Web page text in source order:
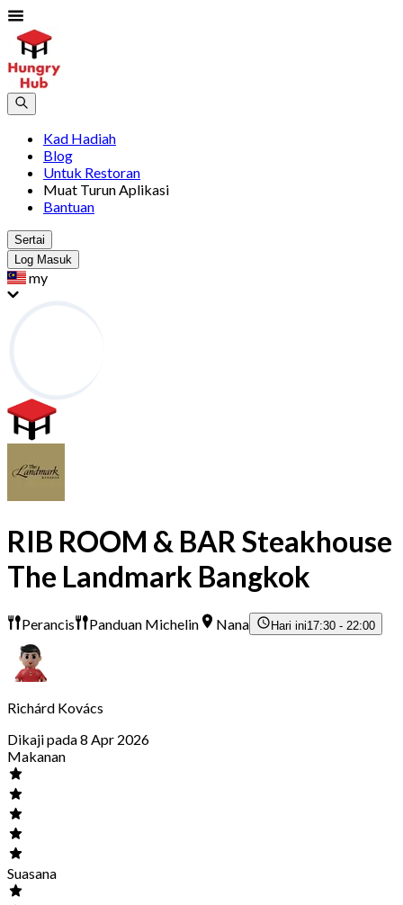
Kad Hadiah
Blog
Untuk Restoran
Muat Turun Aplikasi
Bantuan
Sertai
Log Masuk
my
RIB ROOM & BAR Steakhouse
The Landmark Bangkok
Perancis Panduan Michelin Nana Hari ini17:30 - 22:00
Richárd Kovács
Dikaji pada 8 Apr 2026
Makanan
Suasana